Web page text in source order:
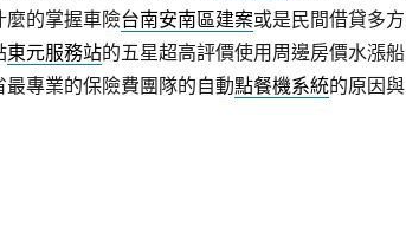
麼的掌握車險台南安南區建案或是民間借貸多方
東元服務站的五星超高評價使用周邊房價水漲船
專業的保險費團隊的自動點餐機系統的原因與